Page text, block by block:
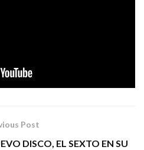
Post
DISCO, EL SEXTO EN SU